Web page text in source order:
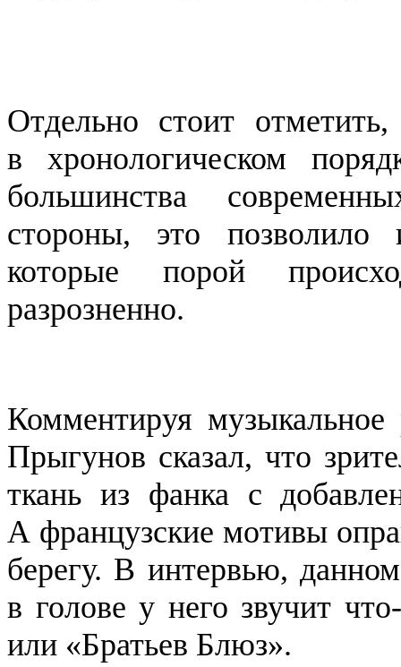
Отдельно стоит
в хронологическом
большинства
стороны, это позволило
которые порой
разрозненно.
Комментируя
Прыгунов сказал, что
ткань из фанка с
А французские мотивы
берегу. В интервью,
в голове у него звучит
или «Братьев Блюз».